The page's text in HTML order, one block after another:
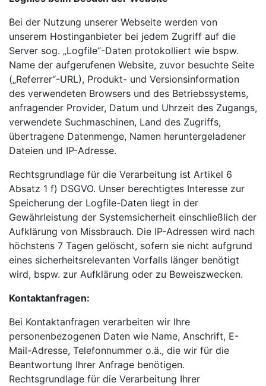
Bei der Nutzung unserer Webseite werden von
unserem Hostinganbieter bei jedem Zugriff auf die
Server sog. „Logfile“-Daten protokolliert wie bspw.
Name der aufgerufenen Website, zuvor besuchte Seite
(„Referrer“-URL), Produkt- und Versionsinformation
des verwendeten Browsers und des Betriebssystems,
anfragender Provider, Datum und Uhrzeit des Zugangs,
verwendete Suchmaschinen, Land des Zugriffs,
übertragene Datenmenge, Namen heruntergeladener
Dateien und IP-Adresse.
Rechtsgrundlage für die Verarbeitung ist Artikel 6
Absatz 1 f) DSGVO. Unser berechtigtes Interesse zur
Speicherung der Logfile-Daten liegt in der
Gewährleistung der Systemsicherheit einschließlich der
Aufklärung von Missbrauch. Die IP-Adressen wird nach
höchstens 7 Tagen gelöscht, sofern sie nicht aufgrund
eines sicherheitsrelevanten Vorfalls länger benötigt
wird, bspw. zur Aufklärung oder zu Beweiszwecken.
Kontaktanfragen:
Bei Kontaktanfragen verarbeiten wir Ihre
personenbezogenen Daten wie Name, Anschrift, E-
Mail-Adresse, Telefonnummer o.ä., die wir für die
Beantwortung Ihrer Anfrage benötigen.
Rechtsgrundlage für die Verarbeitung Ihrer